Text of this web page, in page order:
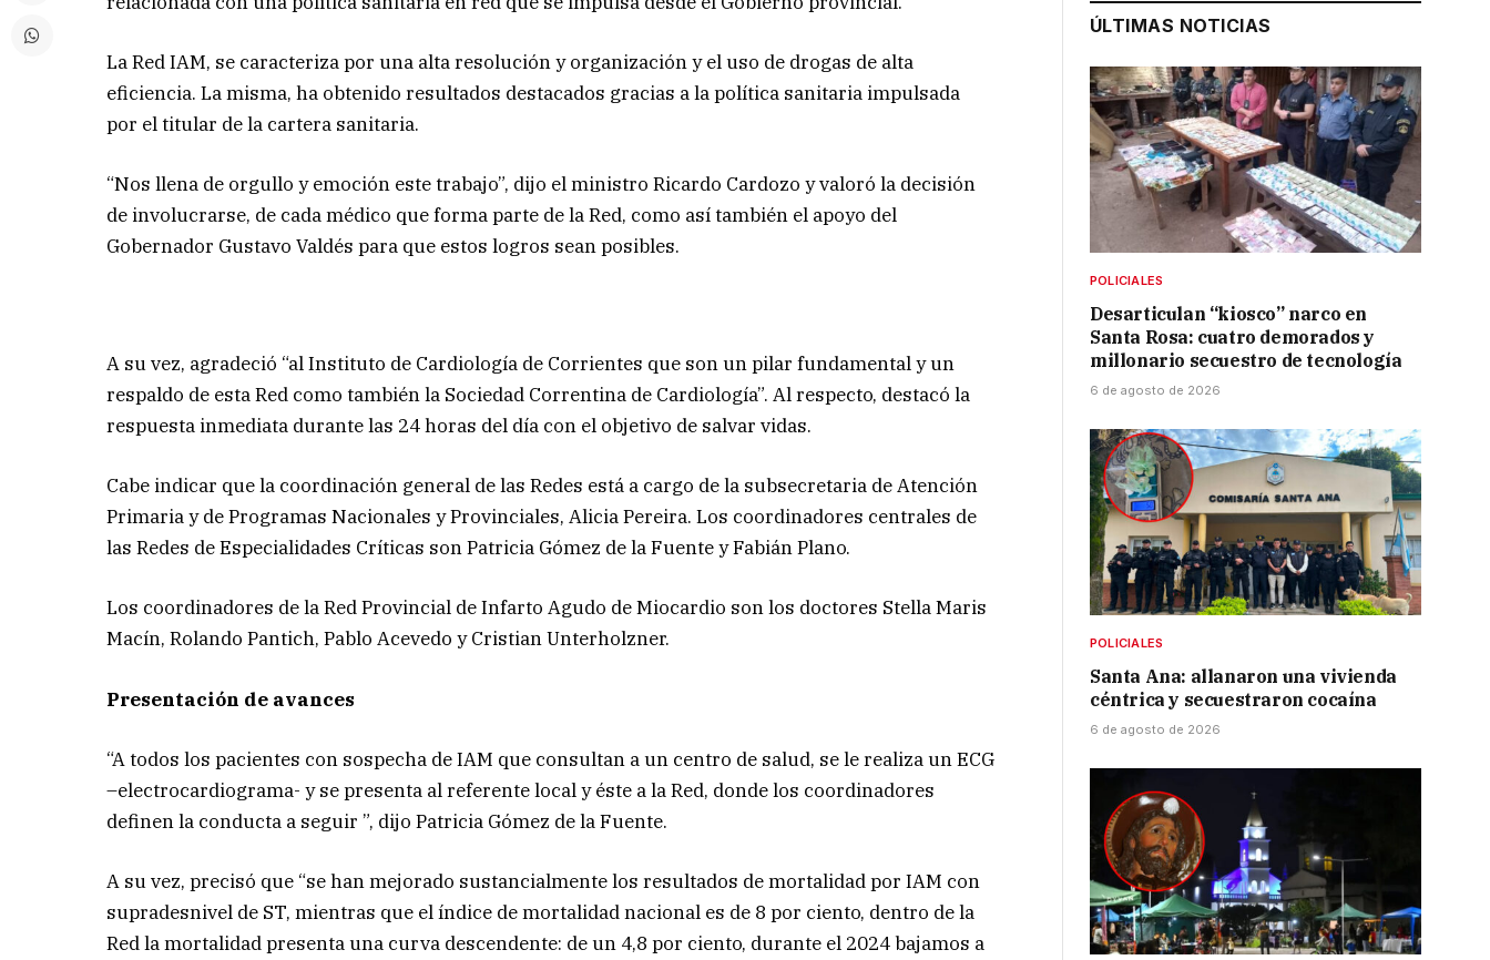
La Red IAM, se caracteriza por una alta resolución y organización y el uso de drogas de alta
eficiencia. La misma, ha obtenido resultados destacados gracias a la política sanitaria impulsada
por el titular de la cartera sanitaria.
“Nos llena de orgullo y emoción este trabajo”, dijo el ministro Ricardo Cardozo y valoró la decisión
de involucrarse, de cada médico que forma parte de la Red, como así también el apoyo del
Gobernador Gustavo Valdés para que estos logros sean posibles.
A su vez, agradeció “al Instituto de Cardiología de Corrientes que son un pilar fundamental y un
respaldo de esta Red como también la Sociedad Correntina de Cardiología”. Al respecto, destacó la
respuesta inmediata durante las 24 horas del día con el objetivo de salvar vidas.
Cabe indicar que la coordinación general de las Redes está a cargo de la subsecretaria de Atención
Primaria y de Programas Nacionales y Provinciales, Alicia Pereira. Los coordinadores centrales de
las Redes de Especialidades Críticas son Patricia Gómez de la Fuente y Fabián Plano.
Los coordinadores de la Red Provincial de Infarto Agudo de Miocardio son los doctores Stella Maris
Macín, Rolando Pantich, Pablo Acevedo y Cristian Unterholzner.
Presentación de avances
“A todos los pacientes con sospecha de IAM que consultan a un centro de salud, se le realiza un ECG
–electrocardiograma- y se presenta al referente local y éste a la Red, donde los coordinadores
definen la conducta a seguir ”, dijo Patricia Gómez de la Fuente.
A su vez, precisó que “se han mejorado sustancialmente los resultados de mortalidad por IAM con
supradesnivel de ST, mientras que el índice de mortalidad nacional es de 8 por ciento, dentro de la
Red la mortalidad presenta una curva descendente: de un 4,8 por ciento, durante el 2024 bajamos a
ÚLTIMAS NOTICIAS
POLICIALES
Desarticulan “kiosco” narco en
Santa Rosa: cuatro demorados y
millonario secuestro de tecnología
6 de agosto de 2026
POLICIALES
Santa Ana: allanaron una vivienda
céntrica y secuestraron cocaína
6 de agosto de 2026